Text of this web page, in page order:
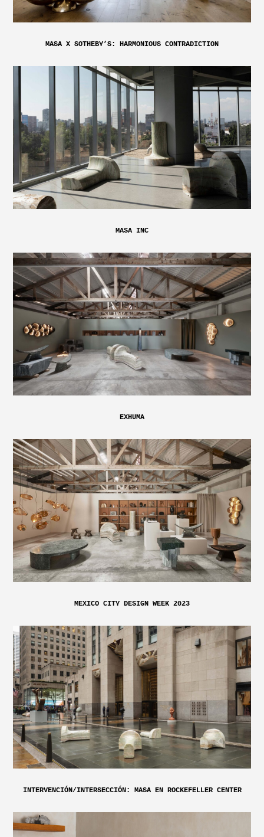
MASA X SOTHEBY’S: HARMONIOUS CONTRADICTION
MASA INC
EXHUMA
MEXICO CITY DESIGN WEEK 2023
INTERVENCIÓN/INTERSECCIÓN: MASA EN ROCKEFELLER CENTER